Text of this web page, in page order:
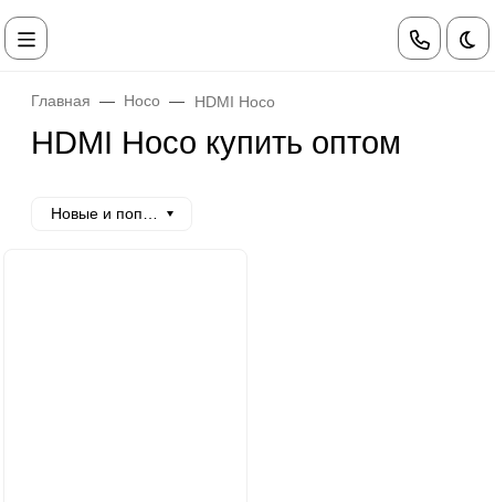
Главная Hoco HDMI Hoco
HDMI Hoco купить оптом
Новые и популярные